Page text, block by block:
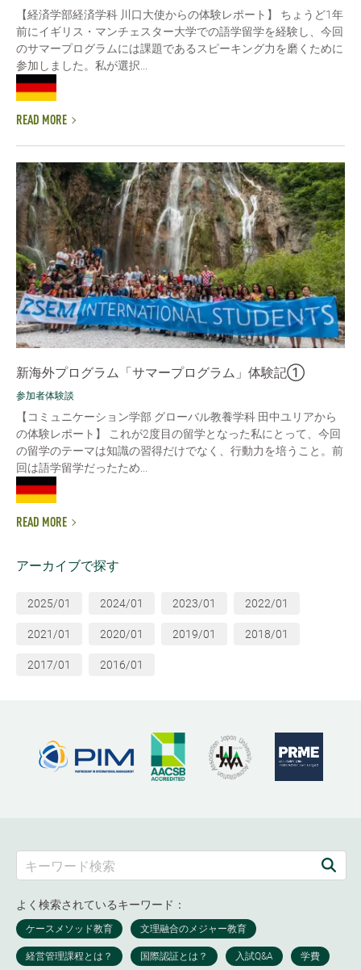
【経済学部経済学科 川口大使からの体験レポート】 ちょうど1年
前にイギリス・マンチェスター大学での語学留学を経験し、今回
のサマープログラムには課題であるスピーキング力を磨くために
参加しました。私が選択...
READ MORE
新海外プログラム「サマープログラム」体験記①
参加者体験談
【コミュニケーション学部 グローバル教養学科 田中ユリアから
の体験レポート】 これが2度目の留学となった私にとって、今回
の留学のテーマは知識の習得だけでなく、行動力を培うこと。前
回は語学留学だったため...
READ MORE
アーカイブで探す
2025/01 2024/01 2023/01 2022/01
2021/01 2020/01 2019/01 2018/01
2017/01 2016/01
よく検索されているキーワード：